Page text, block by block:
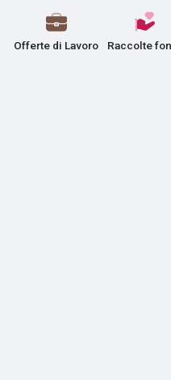
Offerte di Lavoro Raccolte